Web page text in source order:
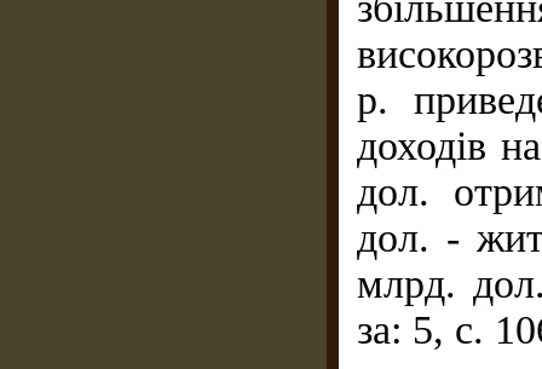
р.
доходів
дол.
дол. -
млрд.
за: 5, с.